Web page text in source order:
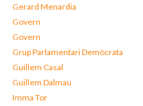
Gerard Menardia
Govern
Govern
Grup Parlamentari Demòcrata
Guillem Casal
Guillem Dalmau
Imma Tor